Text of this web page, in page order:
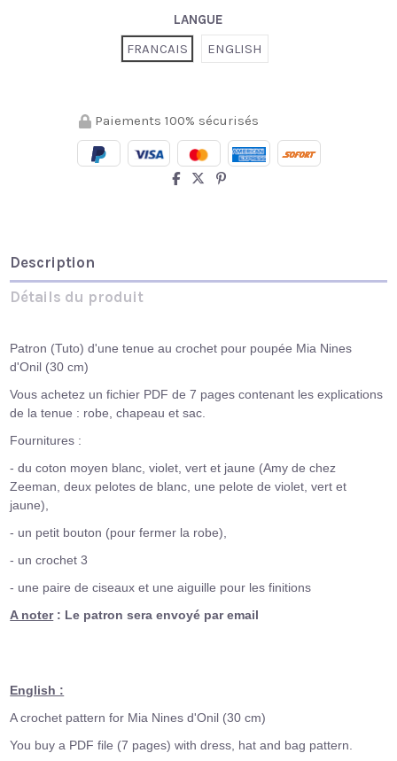
LANGUE
FRANCAIS
ENGLISH
Paiements 100% sécurisés
Description
Détails du produit
Patron (Tuto) d'une tenue au crochet pour poupée Mia Nines
d'Onil (30 cm)
Vous achetez un fichier PDF de 7 pages contenant les explications
de la tenue : robe, chapeau et sac.
Fournitures :
- du coton moyen blanc, violet, vert et jaune (Amy de chez
Zeeman, deux pelotes de blanc, une pelote de violet, vert et
jaune),
- un petit bouton (pour fermer la robe),
- un crochet 3
- une paire de ciseaux et une aiguille pour les finitions
A noter: Le patron sera envoyé par email
English :
A crochet pattern for Mia Nines d'Onil (30 cm)
You buy a PDF file (7 pages) with dress, hat and bag pattern.